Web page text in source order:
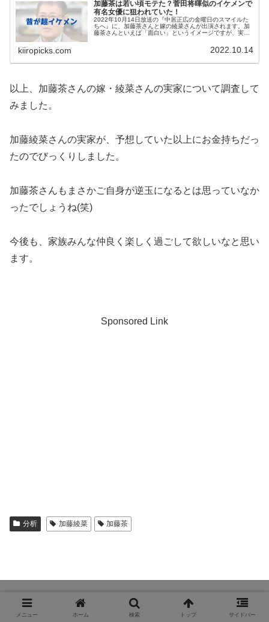
加藤茶は若い頃モテた？菅田将暉似のイケメンで
有名女優に狙われていた！
2022年10月14日放送の『中居正広の金曜日のスマイルた
ちへ』に、加藤茶さんと嫁の綾菜さんが出演されます。加
藤茶さんといえば「面白い」というイメージですが、実は
kiiropicks.com 2022.10.14
以上、加藤茶さんの嫁・綾菜さんの実家について調査して
みました。
加藤綾菜さんの実家が、予想していた以上にお金持ちだっ
たのでびっくりしました。
加藤茶さんもまさかご自身が逆玉になるとは思っていなか
ったでしょうね(笑)
今後も、家族みんな仲良く楽しく過ごして欲しいなと思い
ます。
Sponsored Link
分析 加藤綾菜 加藤茶
メニュー ホーム 検索 トップ サイドバー